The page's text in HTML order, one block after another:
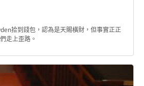
拾到錢包，認為是天賜橫財，但事實正正
走上歪路。